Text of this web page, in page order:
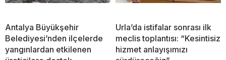
Antalya Büyükşehir
Belediyesi’nden ilçelerde
yangınlardan etkilenen
Urla’da istifalar sonrası ilk
meclis toplantısı: “Kesintisiz
hizmet anlayışımızı